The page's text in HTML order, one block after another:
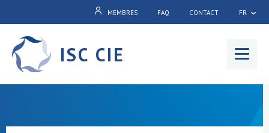
MEMBRES FAQ CONTACT FR
ISC CIE